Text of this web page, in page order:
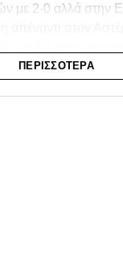
με 2-0 αλλά
πρόκριση στην
ΠΕΡΙΣΣΌΤΕΡΑ